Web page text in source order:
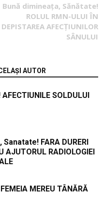
Bună dimineața, Sănătate!
ROLUL RMN-ULUI ÎN
DEPISTAREA AFECȚIUNILOR
SÂNULUI
AUTOR
SOLDULUI
FARA DURERI
AJUTORUL RADIOLOGIEI
MEREU TÂNĂRĂ